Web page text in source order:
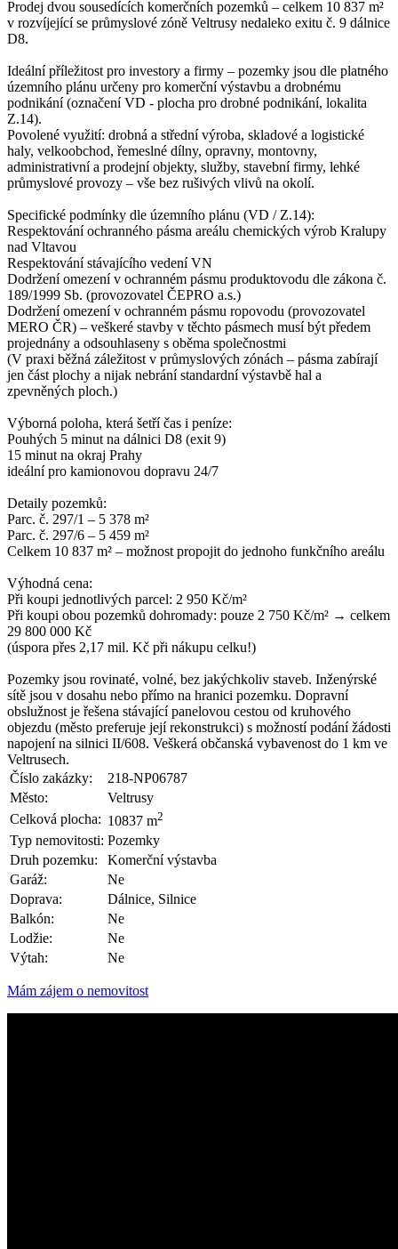
Prodej dvou sousedících komerčních pozemků – celkem 10 837 m²
v rozvíjející se průmyslové zóně Veltrusy nedaleko exitu č. 9 dálnice
D8.
Ideální příležitost pro investory a firmy – pozemky jsou dle platného
územního plánu určeny pro komerční výstavbu a drobnému
podnikání (označení VD - plocha pro drobné podnikání, lokalita
Z.14).
Povolené využití: drobná a střední výroba, skladové a logistické
haly, velkoobchod, řemeslné dílny, opravny, montovny,
administrativní a prodejní objekty, služby, stavební firmy, lehké
průmyslové provozy – vše bez rušivých vlivů na okolí.
Specifické podmínky dle územního plánu (VD / Z.14):
Respektování ochranného pásma areálu chemických výrob Kralupy
nad Vltavou
Respektování stávajícího vedení VN
Dodržení omezení v ochranném pásmu produktovodu dle zákona č.
189/1999 Sb. (provozovatel ČEPRO a.s.)
Dodržení omezení v ochranném pásmu ropovodu (provozovatel
MERO ČR) – veškeré stavby v těchto pásmech musí být předem
projednány a odsouhlaseny s oběma společnostmi
(V praxi běžná záležitost v průmyslových zónách – pásma zabírají
jen část plochy a nijak nebrání standardní výstavbě hal a
zpevněných ploch.)
Výborná poloha, která šetří čas i peníze:
Pouhých 5 minut na dálnici D8 (exit 9)
15 minut na okraj Prahy
ideální pro kamionovou dopravu 24/7
Detaily pozemků:
Parc. č. 297/1 – 5 378 m²
Parc. č. 297/6 – 5 459 m²
Celkem 10 837 m² – možnost propojit do jednoho funkčního areálu
Výhodná cena:
Při koupi jednotlivých parcel: 2 950 Kč/m²
Při koupi obou pozemků dohromady: pouze 2 750 Kč/m² → celkem
29 800 000 Kč
(úspora přes 2,17 mil. Kč při nákupu celku!)
Pozemky jsou rovinaté, volné, bez jakýchkoliv staveb. Inženýrské
sítě jsou v dosahu nebo přímo na hranici pozemku. Dopravní
obslužnost je řešena stávající panelovou cestou od kruhového
objezdu (město preferuje její rekonstrukci) s možností podání žádosti
napojení na silnici II/608. Veškerá občanská vybavenost do 1 km ve
Veltrusech.
Číslo zakázky:
218-NP06787
Město:
Veltrusy
Celková plocha: 10837 m2
Typ nemovitosti: Pozemky
Druh pozemku:
Komerční výstavba
Garáž:
Ne
Doprava:
Dálnice, Silnice
Balkón:
Ne
Lodžie:
Ne
Výtah:
Ne
Mám zájem o nemovitost